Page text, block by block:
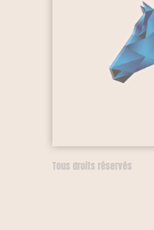
Tous droits réservés